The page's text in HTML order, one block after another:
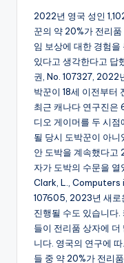
2022년 영국 성인
꾼의 약 20%가 전리
임 보상에 대한 경험
있다고 생각한다고 답
권, No. 107327, 2022
박꾼이 18세 이전부터
최근 캐나다 연구진은
디오 게이머를 두 시
될 당시 도박꾼이 아
안 도박을 계속했다고
자가 도박의 수문을
Clark, L., Computers
107605, 2023년 새로
진행될 수도 있습니다
들이 전리품 상자에
니다. 영국의 연구에
들 중 약 20%가 전리